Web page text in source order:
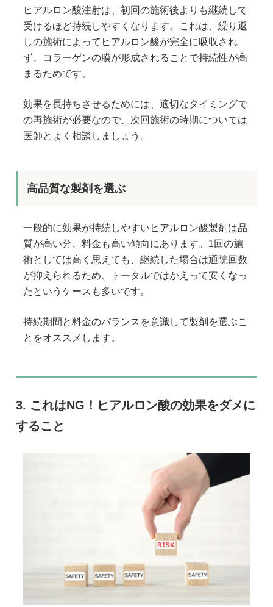
ヒアルロン酸注射は、初回の施術後よりも継続して
受けるほど持続しやすくなります。これは、繰り返
しの施術によってヒアルロン酸が完全に吸収され
ず、コラーゲンの膜が形成されることで持続性が高
まるためです。
効果を長持ちさせるためには、適切なタイミングで
の再施術が必要なので、次回施術の時期については
医師とよく相談しましょう。
高品質な製剤を選ぶ
一般的に効果が持続しやすいヒアルロン酸製剤は品
質が高い分、料金も高い傾向にあります。1回の施
術としては高く思えても、継続した場合は通院回数
が抑えられるため、トータルではかえって安くなっ
たというケースも多いです。
持続期間と料金のバランスを意識して製剤を選ぶこ
とをオススメします。
これはNG！ヒアルロン酸の効果をダメに
すること